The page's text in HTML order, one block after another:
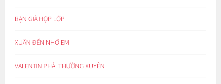
BẠN GIÀ HỌP LỚP
XUÂN ĐẾN NHỚ EM
VALENTIN PHẢI THƯỜNG XUYÊN